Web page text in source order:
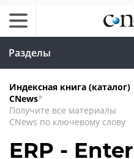
Разделы
Индексная книга (каталог)
CNews*
Получите все материалы
CNews по ключевому слову
ERP -